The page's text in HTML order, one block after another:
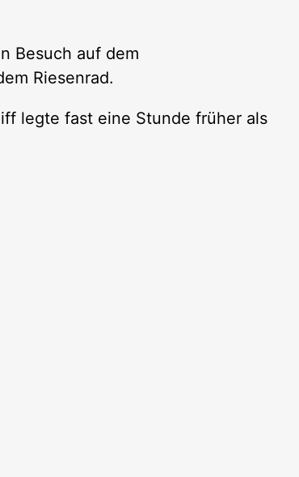
Besuch auf dem
Riesenrad.
legte fast eine Stunde früher als